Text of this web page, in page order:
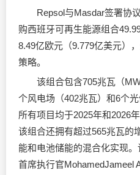
Repsol与Masdar签署协议
购西班牙可再生能源组合
8.49亿欧元（9.779亿美元）
策略。
该组合包含705兆瓦（MW
个风电场（402兆瓦）和6个
所有项目均于2025年和2026
该组合还拥有超过565兆瓦的
能和电池储能的混合化实现
首席执行官MohamedJameel